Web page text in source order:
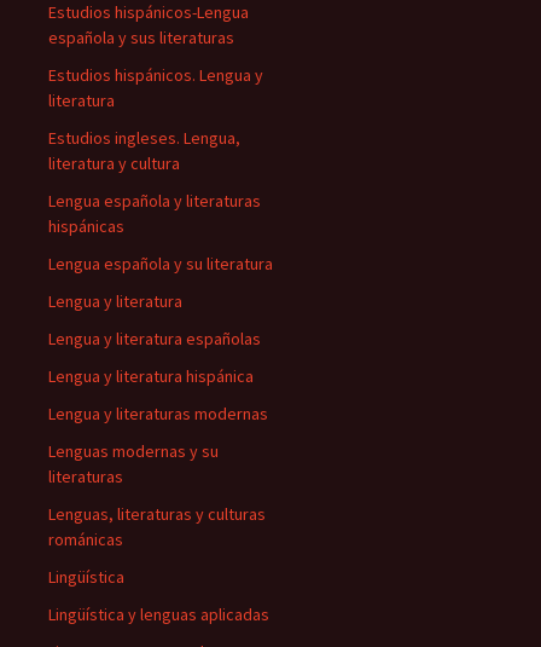
Estudios hispánicos-Lengua
española y sus literaturas
Estudios hispánicos. Lengua y
literatura
Estudios ingleses. Lengua,
literatura y cultura
Lengua española y literaturas
hispánicas
Lengua española y su literatura
Lengua y literatura
Lengua y literatura españolas
Lengua y literatura hispánica
Lengua y literaturas modernas
Lenguas modernas y su
literaturas
Lenguas, literaturas y culturas
románicas
Lingüística
Lingüística y lenguas aplicadas